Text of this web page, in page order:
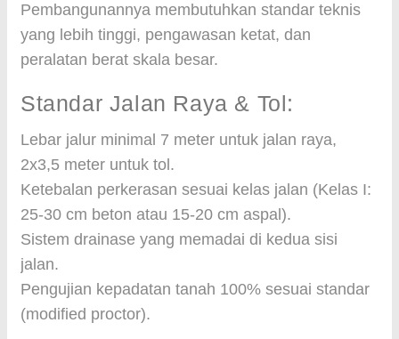
Pembangunannya membutuhkan standar teknis
yang lebih tinggi, pengawasan ketat, dan
peralatan berat skala besar.
Standar Jalan Raya & Tol:
Lebar jalur minimal 7 meter untuk jalan raya,
2x3,5 meter untuk tol.
Ketebalan perkerasan sesuai kelas jalan (Kelas I:
25-30 cm beton atau 15-20 cm aspal).
Sistem drainase yang memadai di kedua sisi
jalan.
Pengujian kepadatan tanah 100% sesuai standar
(modified proctor).